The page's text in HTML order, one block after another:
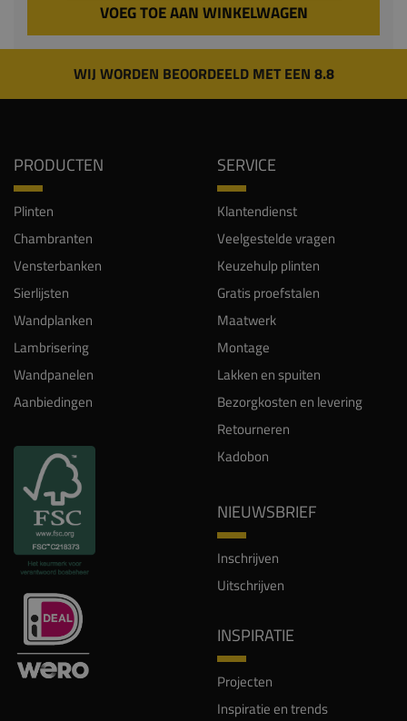
VOEG TOE AAN WINKELWAGEN
WIJ WORDEN BEOORDEELD MET EEN 8.8
PRODUCTEN
Plinten
Chambranten
Vensterbanken
Sierlijsten
Wandplanken
Lambrisering
Wandpanelen
Aanbiedingen
SERVICE
Klantendienst
Veelgestelde vragen
Keuzehulp plinten
Gratis proefstalen
Maatwerk
Montage
Lakken en spuiten
Bezorgkosten en levering
Retourneren
Kadobon
NIEUWSBRIEF
Inschrijven
Uitschrijven
INSPIRATIE
Projecten
Inspiratie en trends